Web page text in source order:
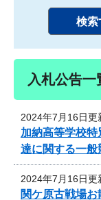
入札公告一
2024年7月16日更
加納高等学校
達に関する一般
2024年7月16日更
関ケ原古戦場